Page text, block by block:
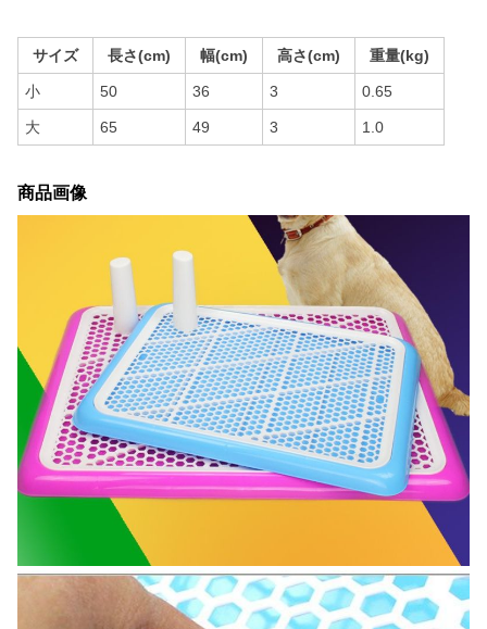
サイズ 長さ(cm) 幅(cm) 高さ(cm) 重量(kg)
小 50 36 3 0.65
大 65 49 3 1.0
商品画像